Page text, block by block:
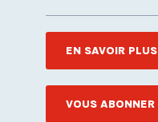
EN SAVOIR PLUS
VOUS ABONNER